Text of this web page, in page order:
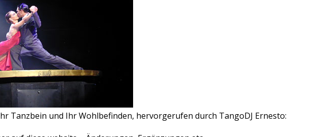
Tanzbein und Ihr Wohlbefinden, hervorgerufen durch TangoDJ Ernesto: